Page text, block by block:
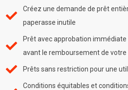
Créez une demande de prêt
paperasse inutile
Prêt avec approbation
avant le remboursement de votre
Prêts sans restriction pour une
Conditions équitables et